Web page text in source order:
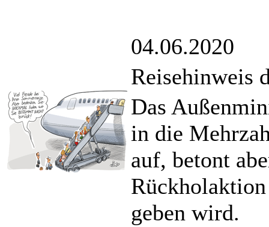
04.06.2020
Reisehinweis
Das
in die
auf, betont
geben wird.